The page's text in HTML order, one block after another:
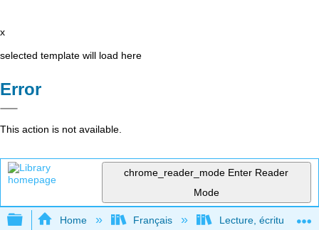
x
selected template will load here
Error
This action is not available.
chrome_reader_mode Enter Reader
Mode
Expand/collapse global hierarchy
Home Français Lecture, écriture,